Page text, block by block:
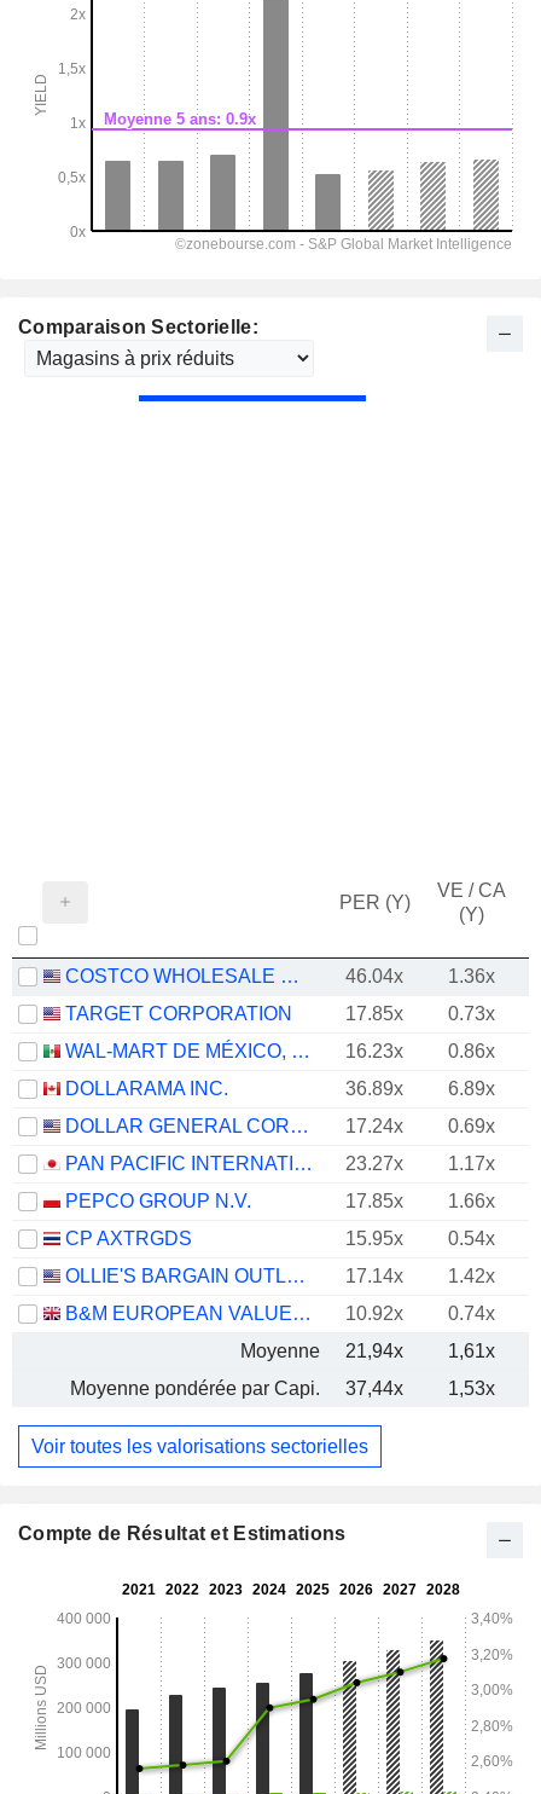
Comparaison Sectorielle:
PER (Y)
VE / CA
(Y)
COSTCO WHOLESALE CORPORATION 46.04x 1.36x
TARGET CORPORATION
17.85x
0.73x
WAL-MART DE MÉXICO, S.A.B. DE C.V.
16.23x
0.86x
DOLLARAMA INC.
36.89x 6.89x
DOLLAR GENERAL CORPORATION
17.24x
0.69x
PAN PACIFIC INTERNATIONAL HOLDINGS CORPORATION
23.27x 1.17x
PEPCO GROUP N.V.
17.85x
1.66x
CP AXTRGDS
15.95x
0.54x
OLLIE'S BARGAIN OUTLET HOLDINGS, INC.
17.14x
1.42x
B&M EUROPEAN VALUE RETAIL PLC
10.92x
0.74x
Moyenne
21,94x 1,61x
Moyenne pondérée par Capi.
37,44x 1,53x
Voir toutes les valorisations sectorielles
Compte de Résultat et Estimations